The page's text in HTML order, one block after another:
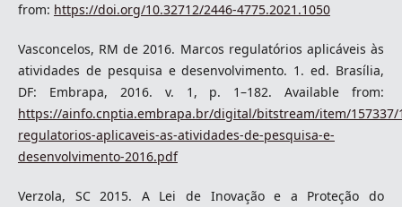
from: https://doi.org/10.32712/2446-4775.2021.1050
Vasconcelos, RM de 2016. Marcos regulatórios aplicáveis às
atividades de pesquisa e desenvolvimento. 1. ed. Brasília,
DF: Embrapa, 2016. v. 1, p. 1–182. Available from:
https://ainfo.cnptia.embrapa.br/digital/bitstream/item/157337/
regulatorios-aplicaveis-as-atividades-de-pesquisa-e-
desenvolvimento-2016.pdf
Verzola, SC 2015. A Lei de Inovação e a Proteção do